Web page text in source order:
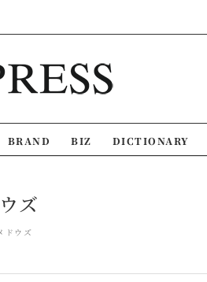
BRAND BIZ DICTIONARY
ズ
ウズ